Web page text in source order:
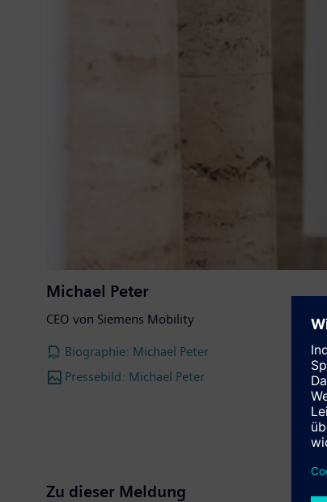
Michael Peter
CEO von Siemens Mobility
Biographie: Michael Peter
Pressebild: Michael Peter
Zu dieser Meldung